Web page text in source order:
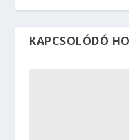
KAPCSOLÓDÓ